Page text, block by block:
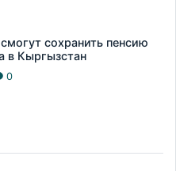
сохранить пенсию
в Кыргызстан
0